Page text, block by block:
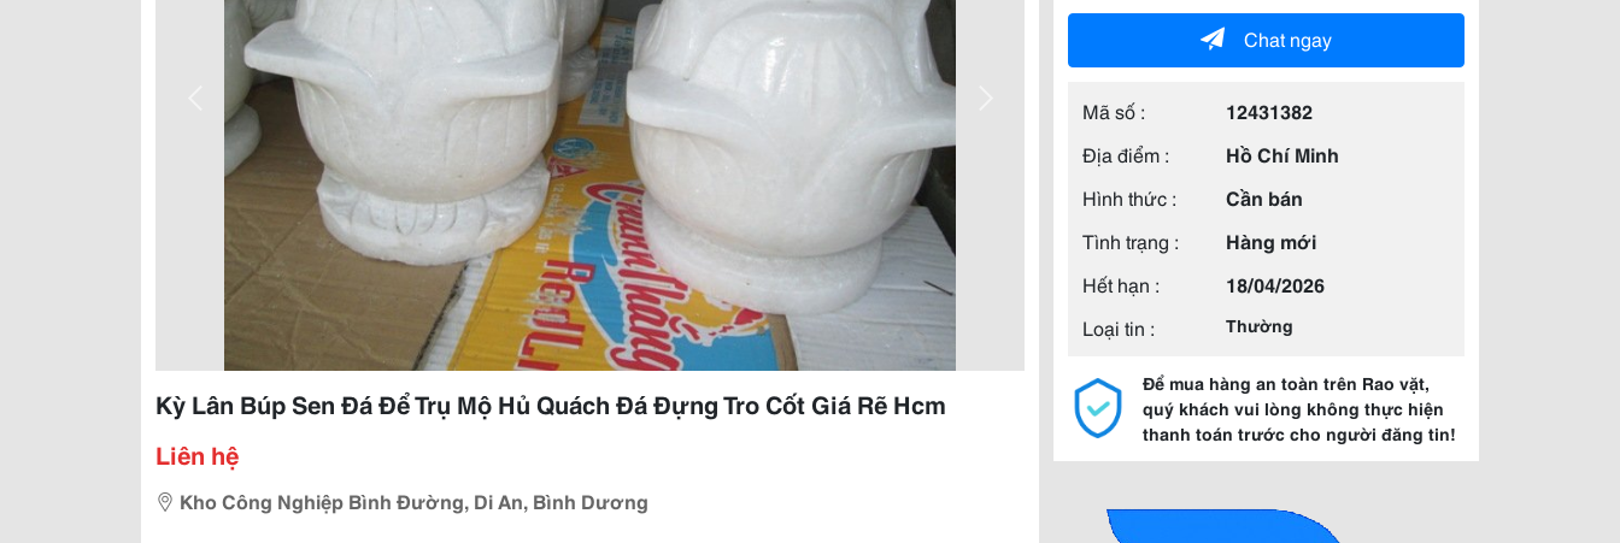
Kỳ Lân Búp Sen Đá Để Trụ Mộ Hủ Quách Đá Đựng Tro Cốt Giá Rẽ Hcm
Liên hệ
Kho Công Nghiệp Bình Đường, Di An, Bình Dương
Chat ngay
Mã số :
12431382
Địa điểm :
Hồ Chí Minh
Hình thức :
Cần bán
Tình trạng :
Hàng mới
Hết hạn :
18/04/2026
Loại tin :
Thường
Để mua hàng an toàn trên Rao vặt,
quý khách vui lòng không thực hiện
thanh toán trước cho người đăng tin!